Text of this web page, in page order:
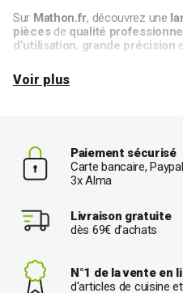
Sur Mathon.fr, découvrez une
pièces de qualité
d’utilisation, grande précision
emporte-pièce
pour obtenir des formes nettes
vous soyezdébutant ou
rend vos préparations à la fois
Idéal pour lesbiscuitsmaison
décors en pâte à sucre, il
pâte sablée,brisée, sucrée
Polyvalentet ludique,
Voir plus
Paiement sécurisé
Carte bancaire,
3x Alma
Livraison gratuite
dès 69€ d’achats
N°1 de la vente en
d'articles de cuisine